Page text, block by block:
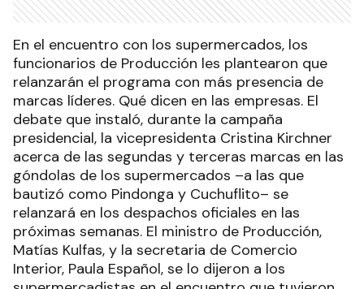
En el encuentro con los supermercados, los
funcionarios de Producción les plantearon que
relanzarán el programa con más presencia de
marcas líderes. Qué dicen en las empresas. El
debate que instaló, durante la campaña
presidencial, la vicepresidenta Cristina Kirchner
acerca de las segundas y terceras marcas en las
góndolas de los supermercados –a las que
bautizó como Pindonga y Cuchuflito– se
relanzará en los despachos oficiales en las
próximas semanas. El ministro de Producción,
Matías Kulfas, y la secretaria de Comercio
Interior, Paula Español, se lo dijeron a los